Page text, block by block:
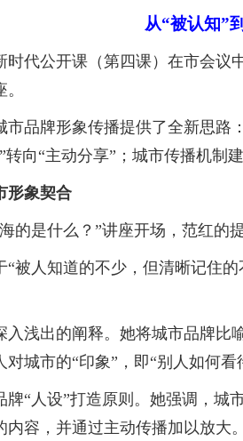
从“被认知”
代公开课（第四课）在市会议
牌形象传播提供了全新思路：
向“主动分享”；城市传播机制
形象契合
是什么？”讲座开场，范红的提
人知道的不少，但清晰记住的
出的阐释。她将城市品牌比喻
城市的“印象”，即“别人如何
人设”打造原则。她强调，城
容，并通过主动传播加以放大